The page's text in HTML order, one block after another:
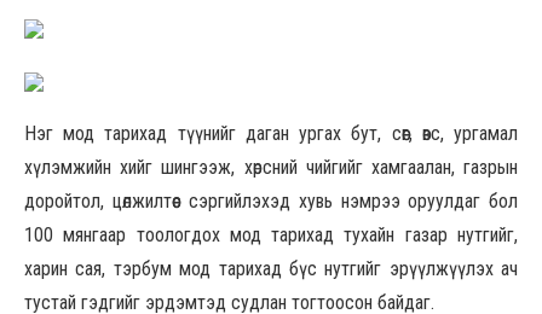
Нэг мод тарихад түүнийг даган ургах бут, сөөг, өвс, ургамал
хүлэмжийн хийг шингээж, хөрсний чийгийг хамгаалан, газрын
доройтол, цөлжилтөөс сэргийлэхэд хувь нэмрээ оруулдаг бол
100 мянгаар тоологдох мод тарихад тухайн газар нутгийг,
харин сая, тэрбум мод тарихад бүс нутгийг эрүүлжүүлэх ач
тустай гэдгийг эрдэмтэд судлан тогтоосон байдаг.